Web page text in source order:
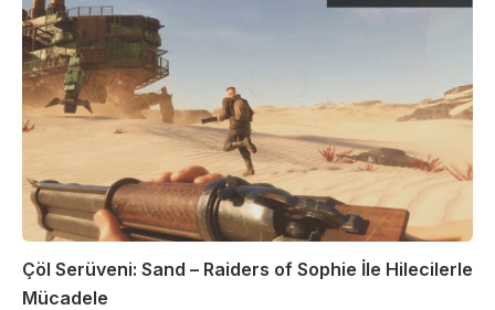
Çöl Serüveni: Sand – Raiders of Sophie İle Hilecilerle
Mücadele